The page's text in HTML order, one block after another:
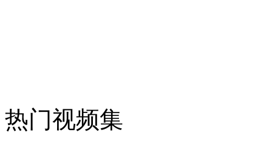
走！跟着总书记去植树
热门视频集